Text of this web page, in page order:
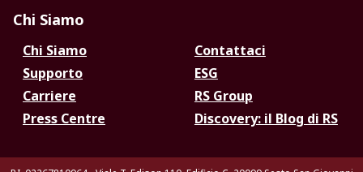
Chi Siamo
Chi Siamo
Contattaci
Supporto
ESG
Carriere
RS Group
Press Centre
Discovery: il Blog di RS